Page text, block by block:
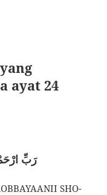
ayat 24
رَبِّ
SHO-